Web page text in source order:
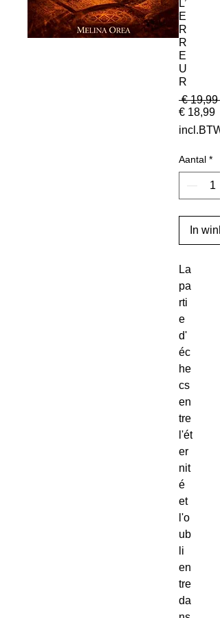
L’
E
R
R
E
U
R
€ 19,99
€ 18,99
incl.BTW
Aantal *
In
La
pa
rti
e
d'
éc
he
cs
en
tre
l'ét
er
nit
é
et
l'o
ub
li
en
tre
da